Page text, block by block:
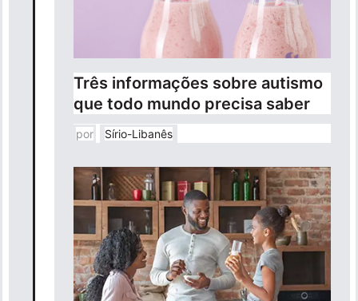
Três informações sobre autismo
que todo mundo precisa saber
por Sírio-Libanês